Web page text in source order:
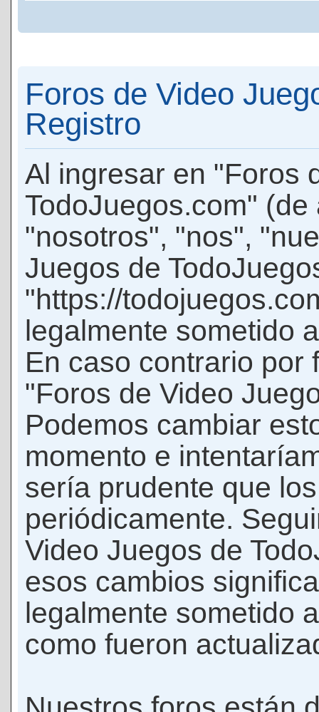
Foros de Video
Registro
Al ingresar en "Foros
TodoJuegos.com"
"nosotros", "nos",
Juegos de
"https://
legalmente sometido
En caso contrario por
"Foros de Video
Podemos cambiar
momento e
sería prudente que
periódicamente.
Video Juegos de
esos cambios
legalmente sometido
como fueron